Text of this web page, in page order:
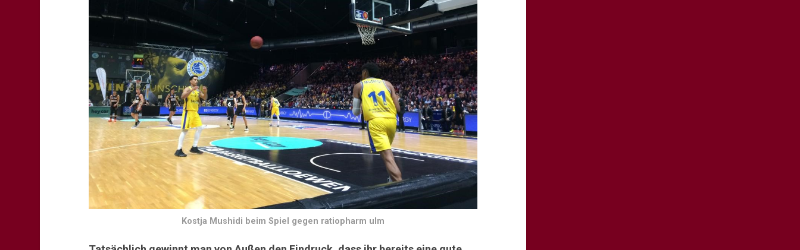
Kostja Mushidi beim Spiel gegen ratiopharm ulm